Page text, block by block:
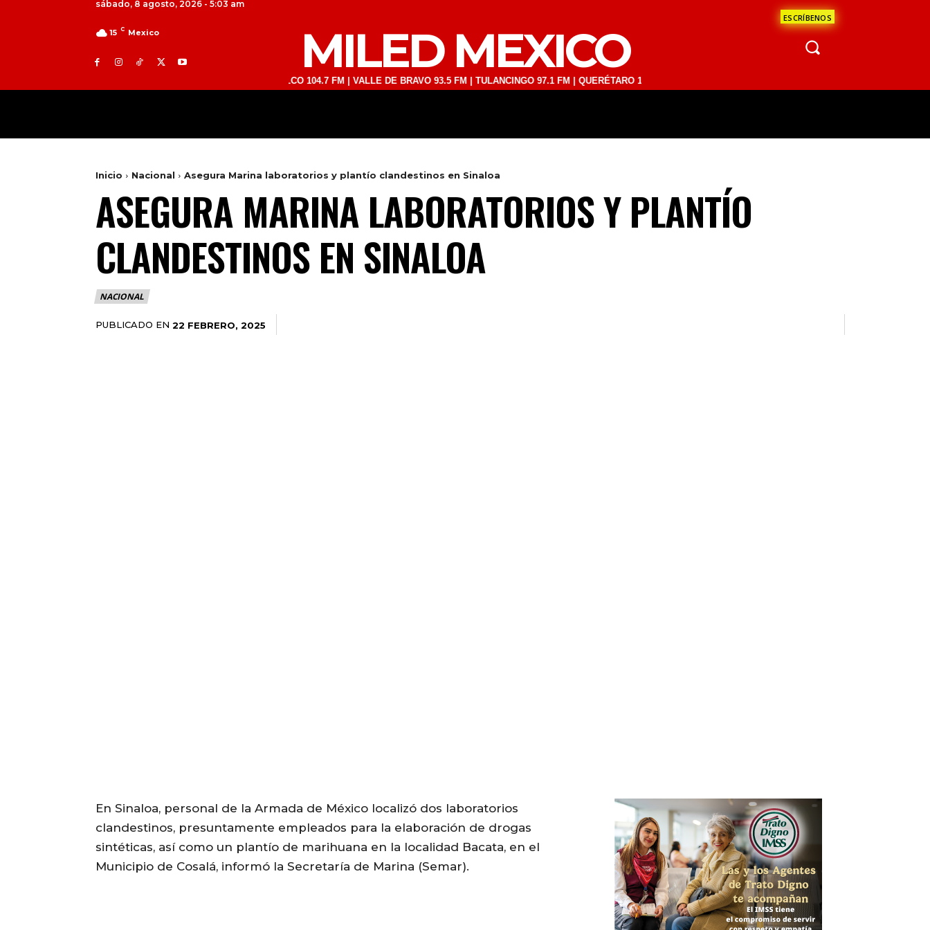
sábado, 8 agosto, 2026 - 5:03 am
ESCRÍBENOS
15 C Mexico MILED MEXICO
TOLUCA 98.9 FM | ATLACOMULCO 104.7 FM | VALLE DE BRAVO 93.5 FM | TULANCINGO 97.1 FM | QUERÉTARO 103.1 FM | SAN JUAN DEL RÍO 93.1 FM | GUADALAJARA 1510 AM | LA
Inicio Nacional Asegura Marina laboratorios y plantío clandestinos en Sinaloa
ASEGURA MARINA LABORATORIOS Y PLANTÍO
CLANDESTINOS EN SINALOA
NACIONAL
PUBLICADO EN 22 FEBRERO, 2025
En Sinaloa, personal de la Armada de México localizó dos laboratorios
clandestinos, presuntamente empleados para la elaboración de drogas
sintéticas, así como un plantío de marihuana en la localidad Bacata, en el
Municipio de Cosalá, informó la Secretaría de Marina (Semar).